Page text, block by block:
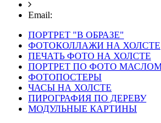
Email:
ПОРТРЕТ "В ОБРАЗЕ"
ФОТОКОЛЛАЖИ НА ХОЛСТЕ
ПЕЧАТЬ ФОТО НА ХОЛСТЕ
ПОРТРЕТ ПО ФОТО
ФОТОПОСТЕРЫ
ЧАСЫ НА ХОЛСТЕ
ПИРОГРАФИЯ ПО ДЕРЕВУ
МОДУЛЬНЫЕ КАРТИНЫ